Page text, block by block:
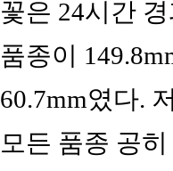
꽃은 24시간
품종이
60.7mm였다.
모든 품종 공